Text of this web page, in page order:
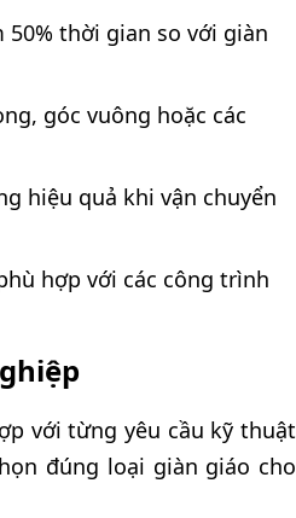
thời gian so với giàn
góc vuông hoặc các
hiệu quả khi vận chuyển
hợp với các công trình
với từng yêu cầu kỹ thuật
đúng loại giàn giáo cho